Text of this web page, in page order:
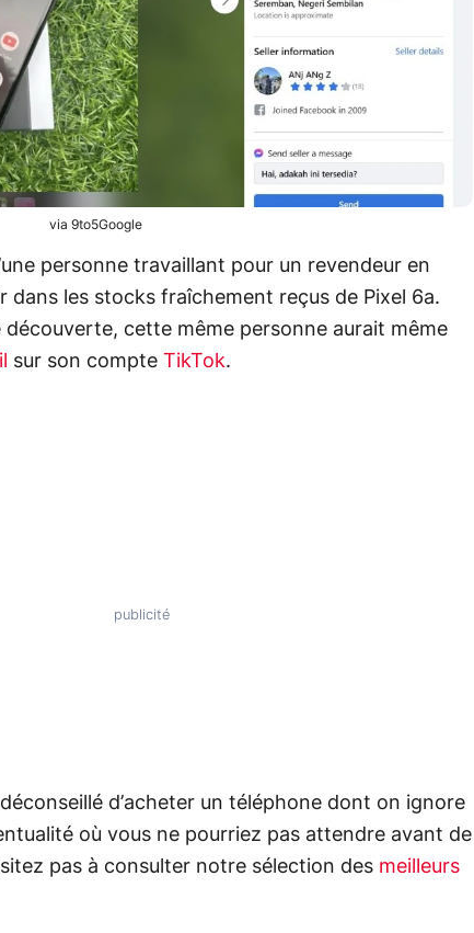
via 9to5Google
personne travaillant pour un revendeur en
dans les stocks fraîchement reçus de Pixel 6a.
découverte, cette même personne aurait même
sur son compte TikTok.
d’acheter un téléphone dont on ignore
où vous ne pourriez pas attendre avant de
pas à consulter notre sélection des meilleurs